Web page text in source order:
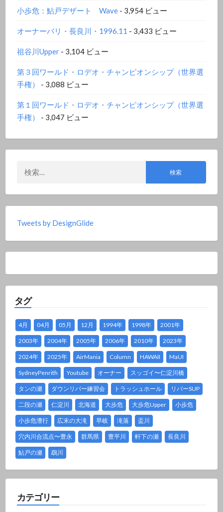
小歩危：鮎戸デザート Wave- 3,954 ビュー
オーナーバリ・長良川・1996.11 - 3,433 ビュー
祖谷川Upper- 3,104 ビュー
第３回ワールド・ロデオ・チャンピオンシップ（世界選
手権）
- 3,088 ビュー
第１回ワールド・ロデオ・チャンピオンシップ（世界選
手権）
- 3,047 ビュー
Tweets by DesignGlide
タグ
4月 04月 05月 12月 1994年 1998年 2001年
2003年 2004年 2005年 2006年 2010年 2023年
2024年 2025年 AirMania Column HAWAII MaUI
SydneyPenrith Youtube オーナー スッゴイ〜仁淀川橋
タンの瀬 ダウンリバー練習会 トラッシュホール リバーSUP
二段の瀬 仁淀川 北海道 大歩危 大歩危Upper 小歩危
小歩危漕行 広末の大滝 早岐 滝落 盃川
穴内川合流点〜豊永 群馬県 豊平川 軒下の瀬 長良川
鮎戸の瀬 鵡川
カテゴリー